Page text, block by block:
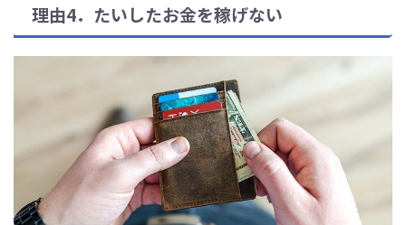
理由4．たいしたお金を稼げない